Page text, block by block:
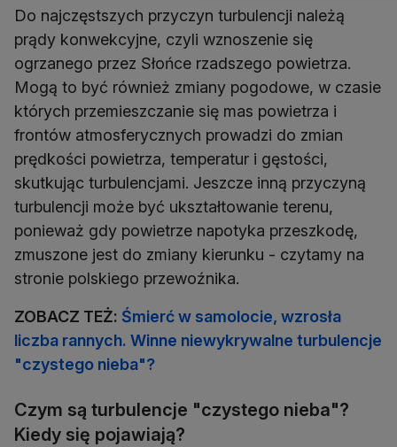
Do najczęstszych przyczyn turbulencji należą
prądy konwekcyjne, czyli wznoszenie się
ogrzanego przez Słońce rzadszego powietrza.
Mogą to być również zmiany pogodowe, w czasie
których przemieszczanie się mas powietrza i
frontów atmosferycznych prowadzi do zmian
prędkości powietrza, temperatur i gęstości,
skutkując turbulencjami. Jeszcze inną przyczyną
turbulencji może być ukształtowanie terenu,
ponieważ gdy powietrze napotyka przeszkodę,
zmuszone jest do zmiany kierunku - czytamy na
stronie polskiego przewoźnika.
ZOBACZ TEŻ: Śmierć w samolocie, wzrosła
liczba rannych. Winne niewykrywalne turbulencje
"czystego nieba"?
Czym są turbulencje "czystego nieba"?
Kiedy się pojawiają?